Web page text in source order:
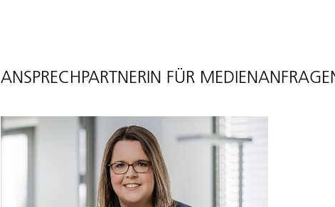
ANSPRECHPARTNERIN FÜR